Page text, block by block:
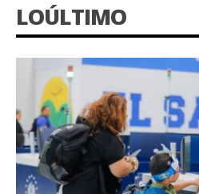
LOÚLTIMO